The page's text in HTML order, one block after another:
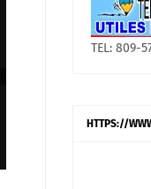
TEL: 809-
HTTPS://